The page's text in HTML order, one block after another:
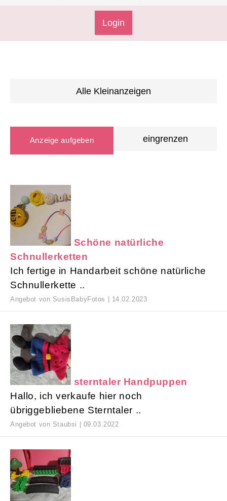
Login
Alle Kleinanzeigen
Anzeige aufgeben eingrenzen
Schöne natürliche
Schnullerketten
Ich fertige in Handarbeit schöne natürliche
Schnullerkette ..
Angebot von SusisBabyFotos | 14.02.2023
sterntaler Handpuppen
Hallo, ich verkaufe hier noch
übriggebliebene Sterntaler ..
Angebot von Staubsi | 09.03.2022